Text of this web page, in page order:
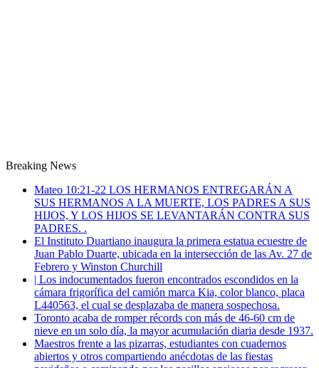
Breaking News
Mateo 10:21-22 LOS HERMANOS ENTREGARÁN A
SUS HERMANOS A LA MUERTE, LOS PADRES A SUS
HIJOS, Y LOS HIJOS SE LEVANTARÁN CONTRA SUS
PADRES. .
El Instituto Duartiano inaugura la primera estatua ecuestre de
Juan Pablo Duarte, ubicada en la intersección de las Av. 27 de
Febrero y Winston Churchill
| Los indocumentados fueron encontrados escondidos en la
cámara frigorífica del camión marca Kia, color blanco, placa
L440563, el cual se desplazaba de manera sospechosa.
Toronto acaba de romper récords con más de 46-60 cm de
nieve en un solo día, la mayor acumulación diaria desde 1937.
Maestros frente a las pizarras, estudiantes con cuadernos
abiertos y otros compartiendo anécdotas de las fiestas